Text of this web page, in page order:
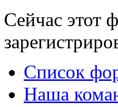
Сейчас этот
Список
Наша